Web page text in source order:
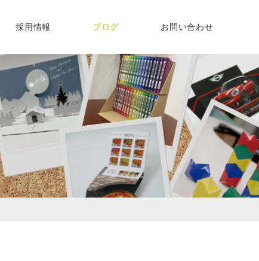
採用情報 ブログ お問い合わせ